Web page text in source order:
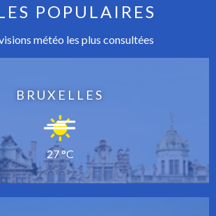
POPULAIRES
météo les plus consultées
BRUXELLES
27 °C